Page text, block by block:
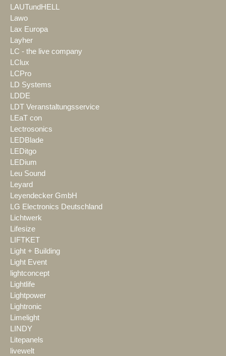
LAUTundHELL
Lawo
Lax Europa
Layher
LC - the live company
LClux
LCPro
LD Systems
LDDE
LDT Veranstaltungsservice
LEaT con
Lectrosonics
LEDBlade
LEDitgo
LEDium
Leu Sound
Leyard
Leyendecker GmbH
LG Electronics Deutschland
Lichtwerk
Lifesize
LIFTKET
Light + Building
Light Event
lightconcept
Lightlife
Lightpower
Lightronic
Limelight
LINDY
Litepanels
livewelt